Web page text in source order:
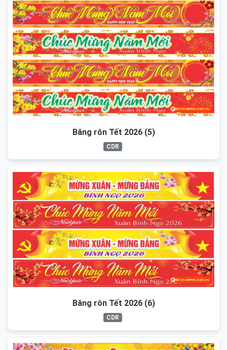
Băng rôn Tết 2026 (5)
CDR
Băng rôn Tết 2026 (6)
CDR